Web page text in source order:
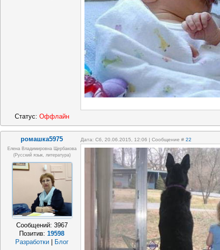
Статус: Оффлайн
ромашка5975 Дата: Сб, 20.06.2015, 12:06 | Сообщение # 22
Елена Владимировна Щербакова
(русский язык, литература)
Сообщений: 3967
Позитив:19598
Разработки
Блог